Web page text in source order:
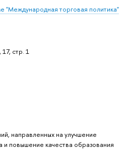
"Международная торговая политика"
стр. 1
направленных на улучшение
и повышение качества образования